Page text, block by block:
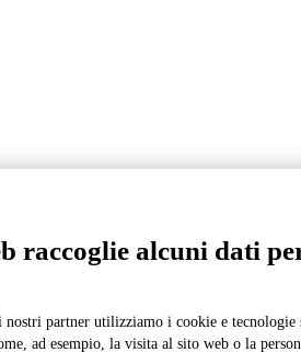
raccoglie alcuni dati
nostri partner utilizziamo i cookie e tecnologie
ad esempio, la visita al sito web o la